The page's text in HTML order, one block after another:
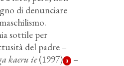
di denunciare
sottile per
del padre –
kaeru ie(1997) 3
–